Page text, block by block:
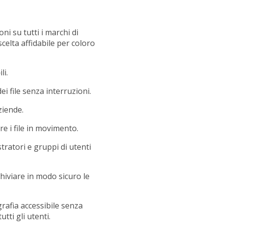
su tutti i marchi di
affidabile per coloro
file senza interruzioni.
i file in movimento.
e gruppi di utenti
in modo sicuro le
accessibile senza
gli utenti.